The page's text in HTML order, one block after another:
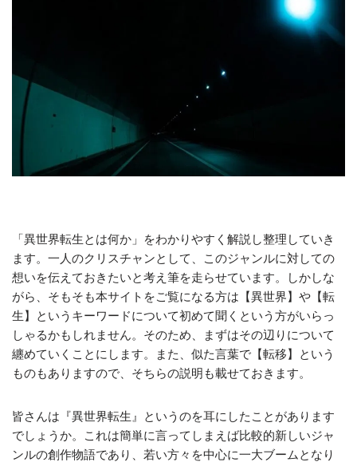
「異世界転生とは何か」をわかりやすく解説し整理していき
ます。一人のクリスチャンとして、このジャンルに対しての
想いを伝えておきたいと考え筆を走らせています。しかしな
がら、そもそも本サイトをご覧になる方は【異世界】や【転
生】というキーワードについて初めて聞くという方がいらっ
しゃるかもしれません。そのため、まずはその辺りについて
纏めていくことにします。また、似た言葉で【転移】という
ものもありますので、そちらの説明も載せておきます。
皆さんは『異世界転生』というのを耳にしたことがあります
でしょうか。これは簡単に言ってしまえば比較的新しいジャ
ンルの創作物語であり、若い方々を中心に一大ブームとなり